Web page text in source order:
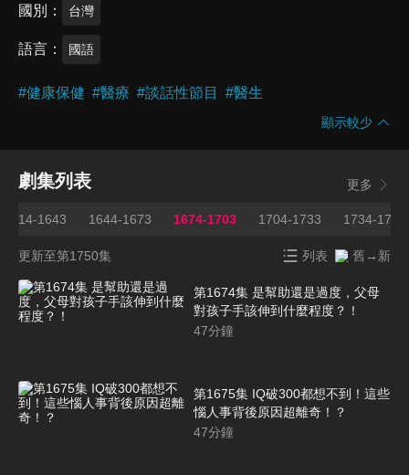
國別 台灣
語言 國語
#健康保健 #醫療 #談話性節目 #醫生
顯示較少
劇集列表 更多
1614-1643 1644-1673 1674-1703 1704-1733 1734-1750
更新至第1750集 列表 舊→新
第1674集 是幫助還是過度，父母
對孩子手該伸到什麼程度？！
47分鐘
第1675集 IQ破300都想不到！這些
惱人事背後原因超離奇！？
47分鐘